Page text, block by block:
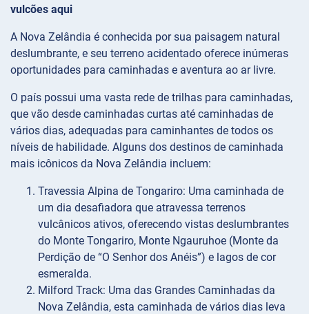
vulcões aqui
A Nova Zelândia é conhecida por sua paisagem natural
deslumbrante, e seu terreno acidentado oferece inúmeras
oportunidades para caminhadas e aventura ao ar livre.
O país possui uma vasta rede de trilhas para caminhadas,
que vão desde caminhadas curtas até caminhadas de
vários dias, adequadas para caminhantes de todos os
níveis de habilidade. Alguns dos destinos de caminhada
mais icônicos da Nova Zelândia incluem:
Travessia Alpina de Tongariro: Uma caminhada de
um dia desafiadora que atravessa terrenos
vulcânicos ativos, oferecendo vistas deslumbrantes
do Monte Tongariro, Monte Ngauruhoe (Monte da
Perdição de “O Senhor dos Anéis”) e lagos de cor
esmeralda.
Milford Track: Uma das Grandes Caminhadas da
Nova Zelândia, esta caminhada de vários dias leva